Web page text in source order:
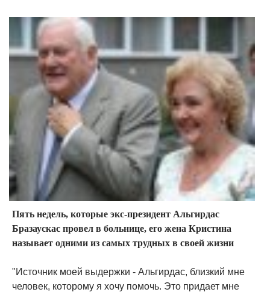
Пять недель, которые экс-президент Альгирдас
Бразаускас провел в больнице, его жена Кристина
называет одними из самых трудных в своей жизни
"Источник моей выдержки - Альгирдас, близкий мне
человек, которому я хочу помочь. Это придает мне